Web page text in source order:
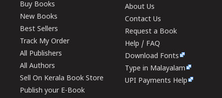
Buy Books
New Books
Best Sellers
Track My Order
All Publishers
All Authors
Sell On Kerala Book Store
Publish your E-Book
About Us
Contact Us
Request a Book
Help / FAQ
Download Fonts
Type in Malayalam
UPI Payments Help